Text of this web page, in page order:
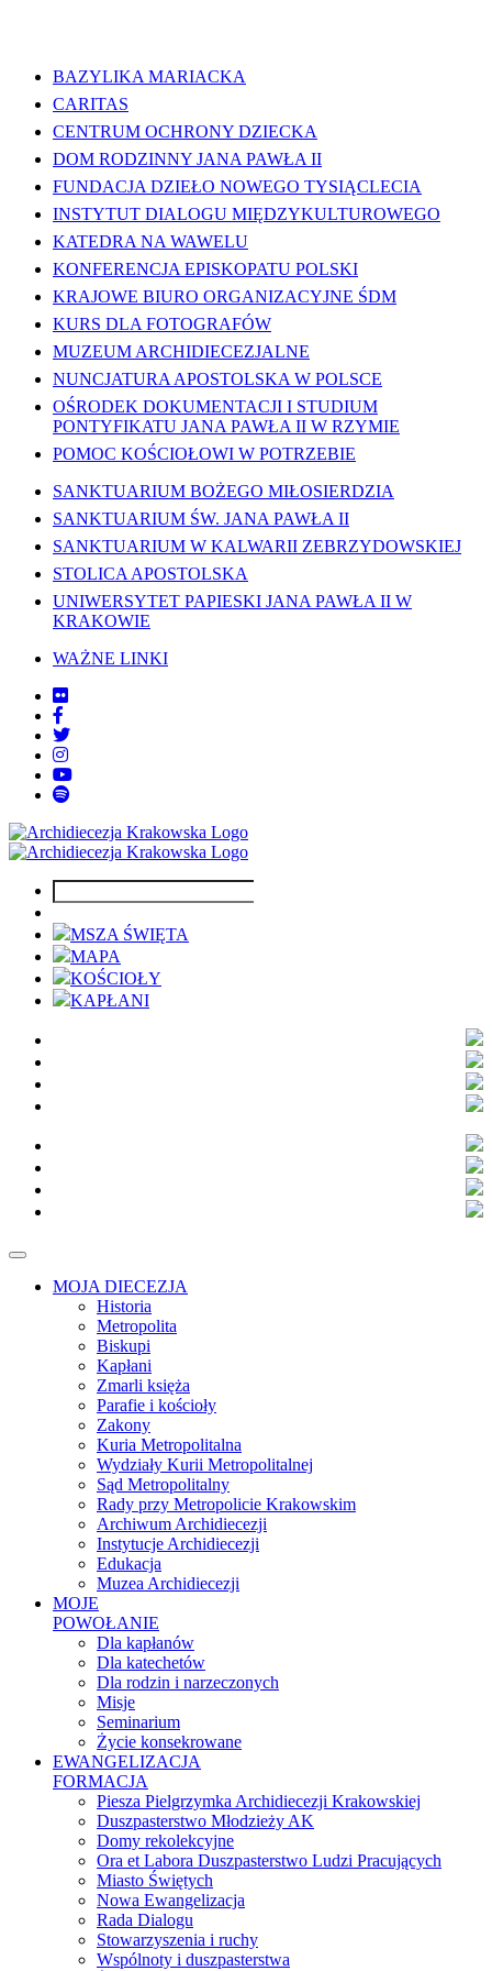
BAZYLIKA MARIACKA
CARITAS
CENTRUM OCHRONY DZIECKA
DOM RODZINNY JANA PAWŁA II
FUNDACJA DZIEŁO NOWEGO TYSIĄCLECIA
INSTYTUT DIALOGU MIĘDZYKULTUROWEGO
KATEDRA NA WAWELU
KONFERENCJA EPISKOPATU POLSKI
KRAJOWE BIURO ORGANIZACYJNE ŚDM
KURS DLA FOTOGRAFÓW
MUZEUM ARCHIDIECEZJALNE
NUNCJATURA APOSTOLSKA W POLSCE
OŚRODEK DOKUMENTACJI I STUDIUM
PONTYFIKATU JANA PAWŁA II W RZYMIE
POMOC KOŚCIOŁOWI W POTRZEBIE
SANKTUARIUM BOŻEGO MIŁOSIERDZIA
SANKTUARIUM ŚW. JANA PAWŁA II
SANKTUARIUM W KALWARII ZEBRZYDOWSKIEJ
STOLICA APOSTOLSKA
UNIWERSYTET PAPIESKI JANA PAWŁA II W
KRAKOWIE
WAŻNE LINKI
MSZA ŚWIĘTA
MAPA
KOŚCIOŁY
KAPŁANI
MOJA DIECEZJA
Historia
Metropolita
Biskupi
Kapłani
Zmarli księża
Parafie i kościoły
Zakony
Kuria Metropolitalna
Wydziały Kurii Metropolitalnej
Sąd Metropolitalny
Rady przy Metropolicie Krakowskim
Archiwum Archidiecezji
Instytucje Archidiecezji
Edukacja
Muzea Archidiecezji
MOJE
POWOŁANIE
Dla kapłanów
Dla katechetów
Dla rodzin i narzeczonych
Misje
Seminarium
Życie konsekrowane
EWANGELIZACJA
FORMACJA
Piesza Pielgrzymka Archidiecezji Krakowskiej
Duszpasterstwo Młodzieży AK
Domy rekolekcyjne
Ora et Labora Duszpasterstwo Ludzi Pracujących
Miasto Świętych
Nowa Ewangelizacja
Rada Dialogu
Stowarzyszenia i ruchy
Wspólnoty i duszpasterstwa